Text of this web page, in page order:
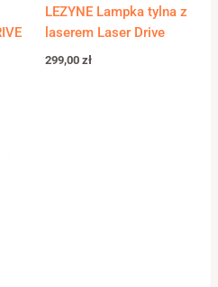
LEZYNE Lampka tylna z
laserem Laser Drive
299,00 zł